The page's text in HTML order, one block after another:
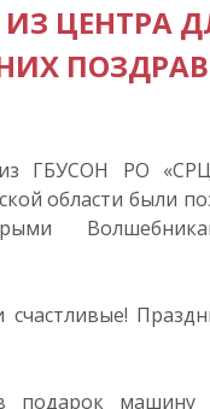
ИЗ ЦЕНТРА
ГБУСОН РО «СРЦ
области были
подарок